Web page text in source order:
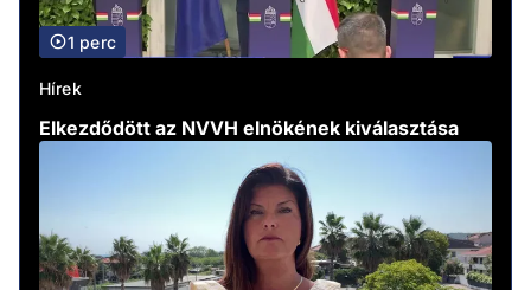
1 perc
Hírek
Elkezdődött az NVVH elnökének kiválasztása